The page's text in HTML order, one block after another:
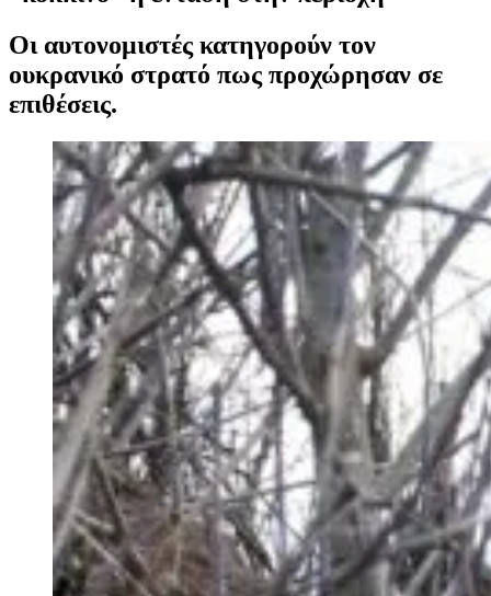
Οι αυτονομιστές κατηγορούν τον
ουκρανικό στρατό πως προχώρησαν σε
επιθέσεις.